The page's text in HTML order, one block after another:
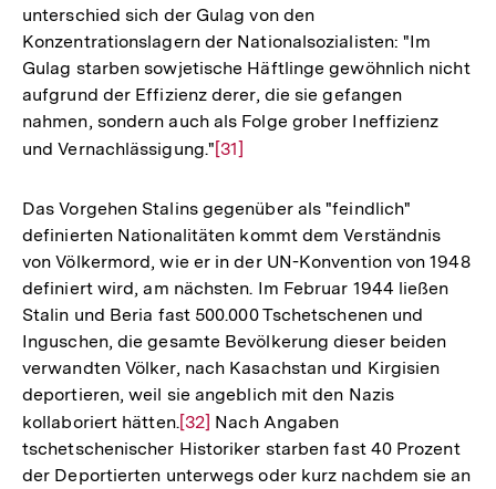
unterschied sich der Gulag von den
Konzentrationslagern der Nationalsozialisten: "Im
Gulag starben sowjetische Häftlinge gewöhnlich nicht
aufgrund der Effizienz derer, die sie gefangen
nahmen, sondern auch als Folge grober Ineffizienz
und Vernachlässigung."Zur
der
Fußnote
[31]
Das Vorgehen Stalins gegenüber als "feindlich"
definierten Nationalitäten kommt dem Verständnis
von Völkermord, wie er in der UN-Konvention von 1948
definiert wird, am nächsten. Im Februar 1944 ließen
Stalin und Beria fast 500.000 Tschetschenen und
Inguschen, die gesamte Bevölkerung dieser beiden
verwandten Völker, nach Kasachstan und Kirgisien
deportieren, weil sie angeblich mit den Nazis
kollaboriert hätten.Zur
Auflösung
der
[32] Nach Angaben
tschetschenischer Historiker starben fast 40 Prozent
der Deportierten unterwegs oder kurz nachdem sie an